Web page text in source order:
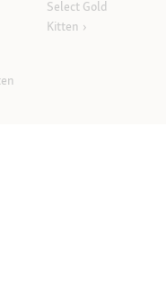
Select Gold
Kitten